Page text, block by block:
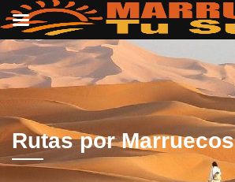
Rutas por Marruecos